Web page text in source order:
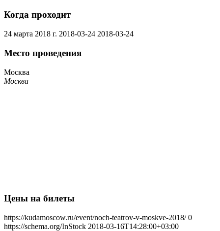
Когда проходит
24 марта 2018 г. 2018-03-24 2018-03-24
Место проведения
Москва
Москва
Цены на билеты
https://kudamoscow.ru/event/noch-teatrov-v-moskve-2018/ 0
https://schema.org/InStock 2018-03-16T14:28:00+03:00